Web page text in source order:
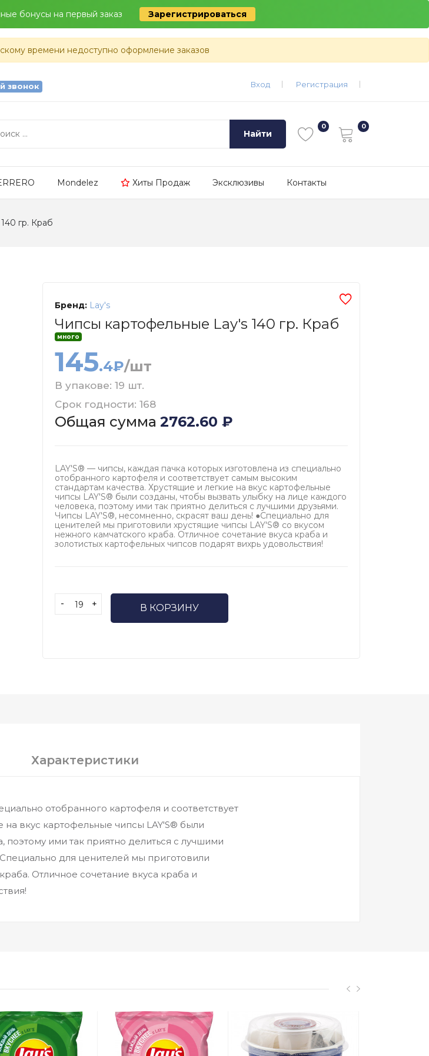
бонусы на первый заказ Зарегистрироваться
времени недоступно оформление заказов
звонок Вход Регистрация
Найти
Mondelez Хиты Продаж Эксклюзивы Контакты
гр. Краб
Бренд: Lay's
Чипсы картофельные Lay's 140 гр. Краб
много
145.4₽/шт
В упакове: 19 шт.
Срок годности: 168
Общая сумма 2762.60 ₽
LAY'S® — чипсы, каждая пачка которых изготовлена из специально
отобранного картофеля и соответствует самым высоким
стандартам качества. Хрустящие и легкие на вкус картофельные
чипсы LAY'S® были созданы, чтобы вызвать улыбку на лице каждого
человека, поэтому ими так приятно делиться с лучшими друзьями.
Чипсы LAY'S®, несомненно, скрасят ваш день! ●Специально для
ценителей мы приготовили хрустящие чипсы LAY'S® со вкусом
нежного камчатского краба. Отличное сочетание вкуса краба и
золотистых картофельных чипсов подарят вихрь удовольствия!
- + В КОРЗИНУ
Характеристики
отобранного картофеля и соответствует
вкус картофельные чипсы LAY'S® были
поэтому ими так приятно делиться с лучшими
для ценителей мы приготовили
Отличное сочетание вкуса краба и